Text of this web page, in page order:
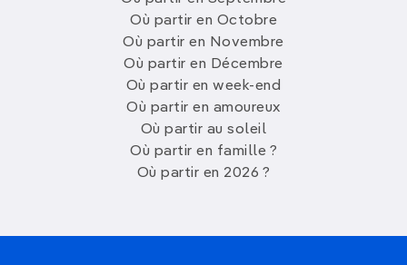
Où partir en Octobre
Où partir en Novembre
Où partir en Décembre
Où partir en week-end
Où partir en amoureux
Où partir au soleil
Où partir en famille ?
Où partir en 2026 ?